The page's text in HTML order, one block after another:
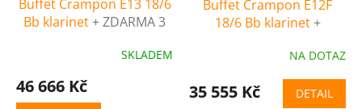
Buffet Crampon E13 18/6
Bb klarinet+ ZDARMA 3
nástroje (v hodnotě 4500
SKLADEM
46 666 Kč
Buffet Crampon E12F
18/6 Bb klarinet+
prohlídky nástroje (v
hodnotě 4500 Kč)
NA DOTAZ
35 555 Kč DETAIL